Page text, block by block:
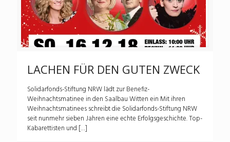
LACHEN FÜR DEN GUTEN ZWECK
Solidarfonds-Stiftung NRW lädt zur Benefiz-
Weihnachtsmatinee in den Saalbau Witten ein Mit ihren
Weihnachtsmatinees schreibt die Solidarfonds-Stiftung NRW
seit nunmehr sieben Jahren eine echte Erfolgsgeschichte. Top-
Kabarettisten und […]